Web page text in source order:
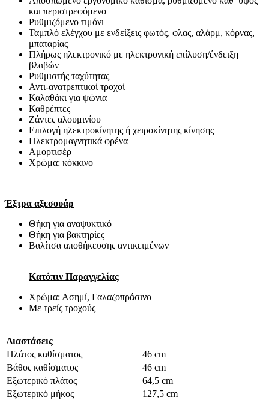
και περιστρεφόμενο
Ρυθμιζόμενο τιμόνι
Ταμπλό ελέγχου με ενδείξεις φωτός, φλας, αλάρμ, κόρνας,
μπαταρίας
Πλήρως ηλεκτρονικό με ηλεκτρονική επίλυση/ένδειξη
βλαβών
Ρυθμιστής ταχύτητας
Αντι-ανατρεπτικοί τροχοί
Καλαθάκι για ψώνια
Καθρέπτες
Ζάντες αλουμινίου
Επιλογή ηλεκτροκίνητης ή χειροκίνητης κίνησης
Ηλεκτρομαγνητικά φρένα
Αμορτισέρ
Χρώμα: κόκκινο
Έξτρα αξεσουάρ
Θήκη για αναψυκτικό
Θήκη για βακτηρίες
Βαλίτσα αποθήκευσης αντικειμένων
Κατόπιν Παραγγελίας
Χρώμα: Ασημί, Γαλαζοπράσινο
Με τρείς τροχούς
Διαστάσεις
Πλάτος καθίσματος
46 cm
Βάθος καθίσματος
46 cm
Εξωτερικό πλάτος
64,5 cm
Εξωτερικό μήκος
127,5 cm